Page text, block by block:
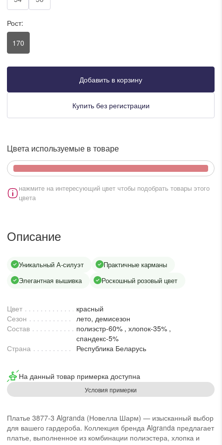
в WhatsApp
в Viber
колл-центра:
- 19:00
- 15:00
KZT RUB
Рост:
170
Добавить в корзину
Купить без регистрации
Цвета используемые в товаре
нажмите на интересующий цвет чтобы подобрать товары этого
цвета
Описание
Уникальный А-силуэт
Практичные карманы
Элегантная вышивка
Роскошный розовый цвет
Цвет
красный
Сезон
лето, демисезон
Состав
полиэстр-60% , хлопок-35% ,
спандекс-5%
Страна
Республика Беларусь
На данный товар примерка доступна
Условия примерки
Платье 3877-3 Algranda (Новелла Шарм) — изысканный выбор
для вашего гардероба. Коллекция бренда Algranda предлагает
платье, выполненное из комбинации полиэстера, хлопка и